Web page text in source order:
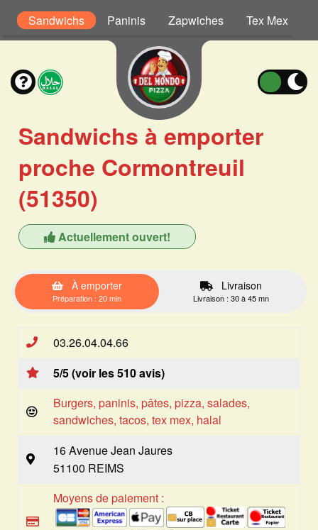
Sandwichs Paninis Zapwiches Tex Mex
Sandwichs à emporter
proche Cormontreuil
(51350)
Actuellement ouvert!
À emporter
Préparation : 20 min
Livraison
Livraison : 30 à 45 mn
03.26.04.04.66
5/5 (voir les 510 avis)
Burgers, paninis, pâtes, pizza, salades,
sandwiches, tacos, tex mex, halal
16 Avenue Jean Jaures
51100 REIMS
Moyens de paiement :